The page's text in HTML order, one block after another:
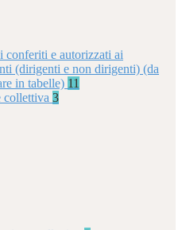
conferiti e autorizzati ai
(dirigenti e non dirigenti) (da
in tabelle) 11
collettiva 3